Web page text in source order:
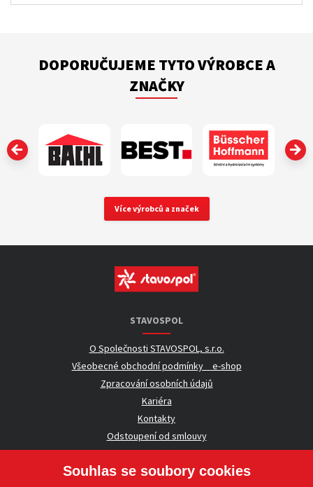
DOPORUČUJEME TYTO VÝROBCE A
ZNAČKY
‹
Více výrobců a značek
STAVOSPOL
O Společnosti STAVOSPOL, s.r.o.
Všeobecné obchodní podmínky _ e-shop
Zpracování osobních údajů
Kariéra
Kontakty
Odstoupení od smlouvy
UŽITEČNÉ INFORMACE
Souhlas se soubory cookies